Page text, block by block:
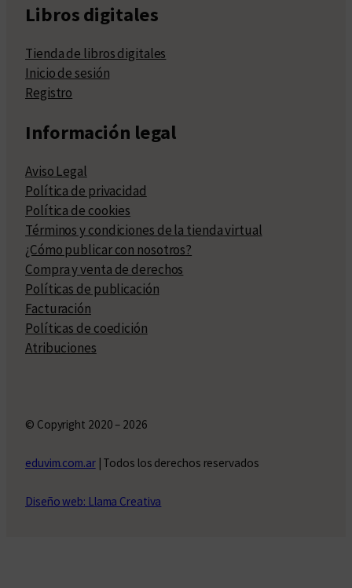
Libros digitales
Tienda de libros digitales
Inicio de sesión
Registro
Información legal
Aviso Legal
Política de privacidad
Política de cookies
Términos y condiciones de la tienda virtual
¿Cómo publicar con nosotros?
Compra y venta de derechos
Políticas de publicación
Facturación
Políticas de coedición
Atribuciones
© Copyright 2020 – 2026
eduvim.com.ar| Todos los derechos reservados
Diseño web: Llama Creativa